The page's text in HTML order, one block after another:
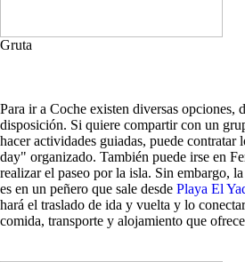
Gruta
Para ir a Coche existen diversas opciones,
disposición. Si quiere compartir con un
hacer actividades guiadas, puede contratar
day" organizado. También puede irse en
realizar el paseo por la isla. Sin embargo,
es en un peñero que sale desde Playa El
hará el traslado de ida y vuelta y lo
comida, transporte y alojamiento que